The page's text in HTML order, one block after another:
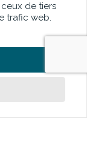
de tiers
trafic web.